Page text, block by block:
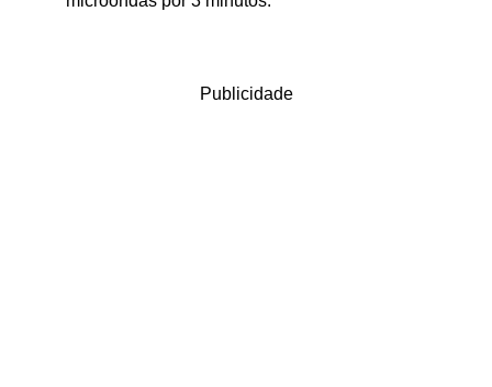
Publicidade